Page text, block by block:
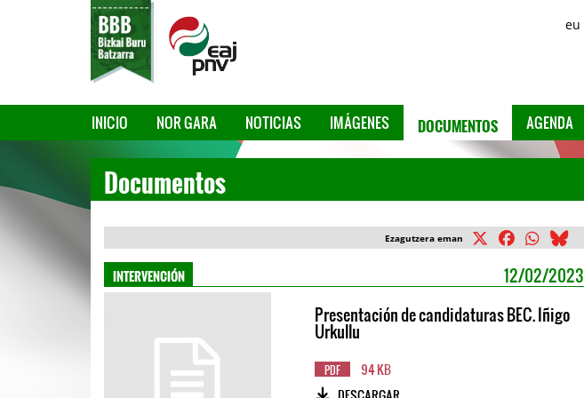
eu
INICIO NOR GARA NOTICIAS IMÁGENES DOCUMENTOS AGENDA
Documentos
Ezagutzera eman
INTERVENCIÓN
12/02/2023
Presentación de candidaturas BEC. Iñigo
Urkullu
PDF
94 KB